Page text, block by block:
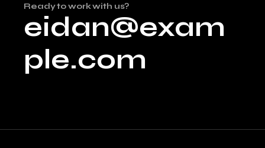
Ready to work with us?
eidan@exam
ple.com